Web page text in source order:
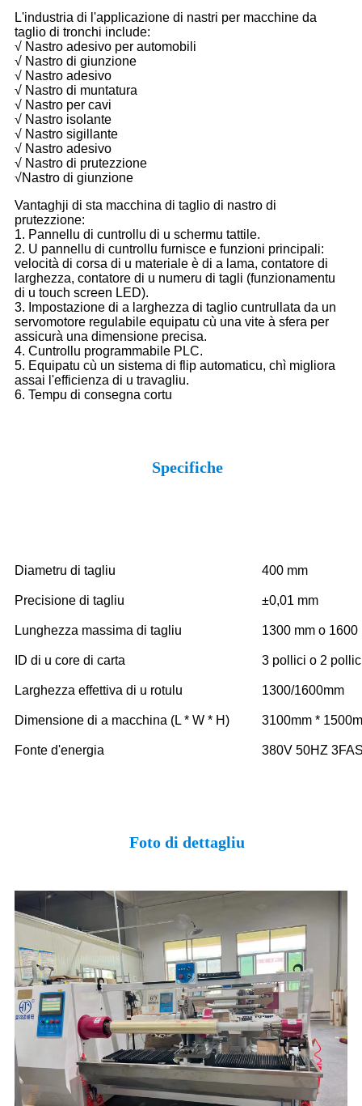
L'industria di l'applicazione di nastri per macchine da
taglio di tronchi include:
√ Nastro adesivo per automobili
√ Nastro di giunzione
√ Nastro adesivo
√ Nastro di muntatura
√ Nastro per cavi
√ Nastro isolante
√ Nastro sigillante
√ Nastro adesivo
√ Nastro di prutezzione
√Nastro di giunzione
Vantaghji di sta macchina di taglio di nastro di
prutezzione:
1. Pannellu di cuntrollu di u schermu tattile.
2. U pannellu di cuntrollu furnisce e funzioni principali:
velocità di corsa di u materiale è di a lama, contatore di
larghezza, contatore di u numeru di tagli (funzionamentu
di u touch screen LED).
3. Impostazione di a larghezza di taglio cuntrullata da un
servomotore regulabile equipatu cù una vite à sfera per
assicurà una dimensione precisa.
4. Cuntrollu programmabile PLC.
5. Equipatu cù un sistema di flip automaticu, chì migliora
assai l'efficienza di u travagliu.
6. Tempu di consegna cortu
Specifiche
Diametru di tagliu 400 mm
Precisione di tagliu ±0,01 mm
Lunghezza massima di tagliu 1300 mm o 1600
ID di u core di carta 3 pollici o 2
Larghezza effettiva di u rotulu 1300/1600mm
Dimensione di a macchina (L * W * H) 3100mm *
Fonte d'energia 380V 50HZ
Foto di dettagliu